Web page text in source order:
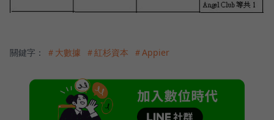
關鍵字： ＃大數據 ＃紅杉資本 ＃Appier